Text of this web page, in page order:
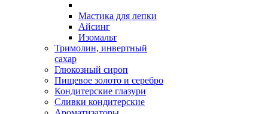
Мастика для лепки
Айсинг
Изомальт
Тримолин, инвертный
сахар
Глюкозный сироп
Пищевое золото и серебро
Кондитерские глазури
Сливки кондитерские